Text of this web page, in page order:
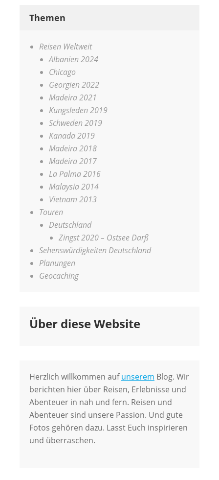
Themen
Reisen Weltweit
Albanien 2024
Chicago
Georgien 2022
Madeira 2021
Kungsleden 2019
Schweden 2019
Kanada 2019
Madeira 2018
Madeira 2017
La Palma 2016
Malaysia 2014
Vietnam 2013
Touren
Deutschland
Zingst 2020 – Ostsee Darß
Sehenswürdigkeiten Deutschland
Planungen
Geocaching
Über diese Website
Herzlich willkommen aufunserem Blog. Wir
berichten hier über Reisen, Erlebnisse und
Abenteuer in nah und fern. Reisen und
Abenteuer sind unsere Passion. Und gute
Fotos gehören dazu. Lasst Euch inspirieren
und überraschen.